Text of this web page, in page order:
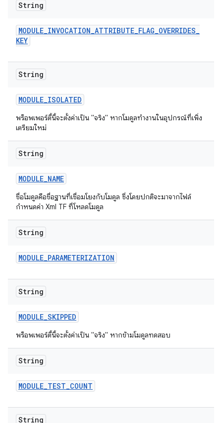
String
MODULE_INVOCATION_ATTRIBUTE_FLAG_OVERRIDES_
KEY
String
MODULE_ISOLATED
พร็อพเพอร์ตี้นี้จะตั้งค่าเป็น "จริง" หากโมดูลทำงานในอุปกรณ์ที่เพิ่ง
เตรียมใหม่
String
MODULE_NAME
ชื่อโมดูลคือชื่อฐานที่เชื่อมโยงกับโมดูล ซึ่งโดยปกติจะมาจากไฟล์
กำหนดค่า Xml TF ที่โหลดโมดูล
String
MODULE_PARAMETERIZATION
String
MODULE_SKIPPED
พร็อพเพอร์ตี้นี้จะตั้งค่าเป็น "จริง" หากข้ามโมดูลทดสอบ
String
MODULE_TEST_COUNT
String